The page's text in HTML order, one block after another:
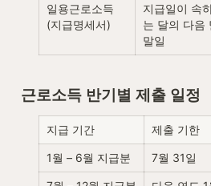
일용근로소득
(지급명세서)
지급일이 속
는 달의 다음
말일
근로소득 반기별 제출 일정
지급 기간 제출 기한
1월 – 6월 지급분 7월 31일